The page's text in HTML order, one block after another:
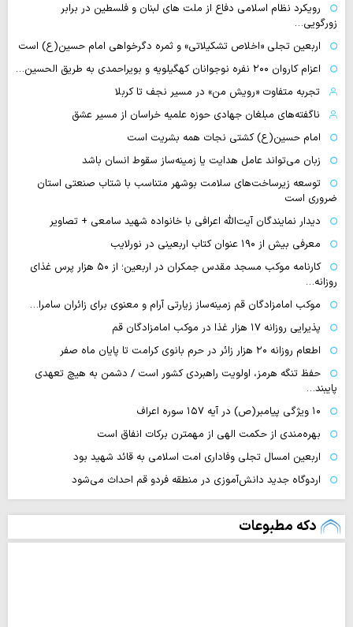
رویکرد نظام اسلامی دفاع از ملت های لبنان و فلسطین در برابر
زورگویی…
اربعین تجلی «اخلاص تشکیلاتی» و ثمره دگرخواهی امام حسین(ع) است
اعزام کاروان ۲۰۰ نفره نوجوانان کهگیلویه و بویراحمدی به طریق الحسین…
تجربه متفاوت «رویش من» در مسیر نجف تا کربلا
ناگفته‌های مبلغان جهادی حوزه علمیه خراسان از مسیر عشق
امام حسین(ع) کشتی نجات همه بشریت است
زبان می‌تواند عامل هدایت یا زمینه‌ساز سقوط انسان باشد
توسعه زیرساخت‌های سلامت بوشهر متناسب با شتاب صنعتی استان
ضروری است
دیدار نمایندگان آیت‌الله اعرافی با خانواده شهید سامعی + تصاویر
معرفی بیش از ۱۹۰ عنوان کتاب اربعینی در نورلایب
کارنامه موکب مسجد مقدس جمکران در اربعین؛ از ۵۰ هزار پرس غذای
روزانه…
موکب امامزادگان قم زمینه‌ساز زیارتی آرام و معنوی برای زائران سامرا…
پذیرایی روزانه ۱۷ هزار غذا در موکب امامزادگان قم
اطعام روزانه ۲۰ هزار زائر در حرم بانوی کرامت تا پایان ماه صفر
حفظ تنگه هرمز، اولویت راهبردی کشور است / دشمن به هیچ تعهدی
پایبند…
۱۰ ویژگی پیامبر(ص) در آیه ۱۵۷ سوره اعراف
بهره‌مندی از حکمت الهی از مهمترن برکات انفاق است
اربعین امسال تجلی وفاداری امت اسلامی به قائد شهید بود
اردوگاه جدید دانش‌آموزی در منطقه فردو قم احداث می‌شود
دکه مطبوعات